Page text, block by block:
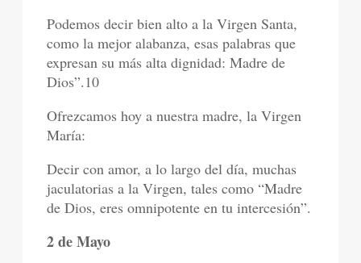
Podemos decir bien alto a la Virgen Santa,
como la mejor alabanza, esas palabras que
expresan su más alta dignidad: Madre de
Dios”.10
Ofrezcamos hoy a nuestra madre, la Virgen
María:
Decir con amor, a lo largo del día, muchas
jaculatorias a la Virgen, tales como “Madre
de Dios, eres omnipotente en tu intercesión”.
2 de Mayo